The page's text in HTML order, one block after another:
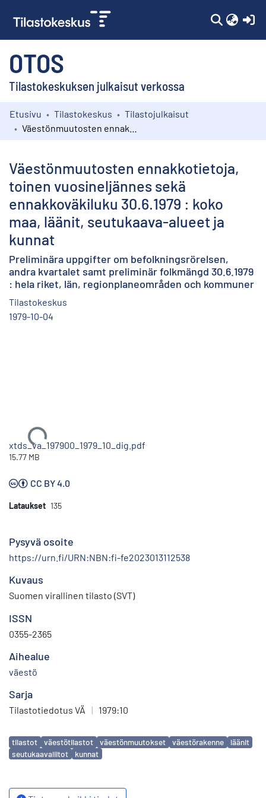
OTOS
Tilastokeskuksen julkaisut verkossa
Kokoelmat
Etusivu Tilastokeskus
Tilastojulkaisut
Väestönmuutosten ennakkotietoja,
toinen vuosineljännes sekä
ennakkoväkiluku 30.6.1979 : koko
maa, läänit, seutukaava-alueet ja
kunnat
Preliminära uppgifter om befolkningsrörelsen,
andra kvartalet samt preliminär folkmängd 30.6.1979
: hela riket, län, regionplaneområden och kommuner
Tilastokeskus
1979-10-04
Ladataan...
xtds_va_197900_1979_10_dig.pdf
15.77 MB
CC BY 4.0
Lataukset 135
Pysyvä osoite
https://urn.fi/URN:NBN:fi-fe2023013112538
Kuvaus
Suomen virallinen tilasto (SVT)
ISSN
0355-2365
Aihealue
väestö
Sarja
Tilastotiedotus VÄ | 1979:10
Avainsanat
tilastot väestötilastot väestönmuutokset väestörakenne
läänit
seutukaavaliitot
kunnat